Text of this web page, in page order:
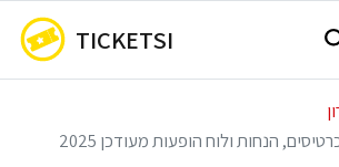
TICKETSI
הנחות ולוח הופעות מעודכן 2025